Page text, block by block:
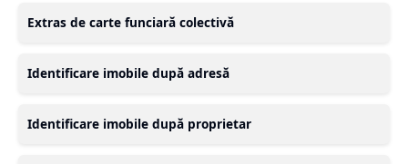
Extras de carte funciară colectivă
Identificare imobile după adresă
Identificare imobile după proprietar